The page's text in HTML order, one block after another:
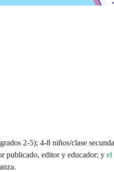
2-5); 4-8 niños/clase
publicado, editor y educador; y el